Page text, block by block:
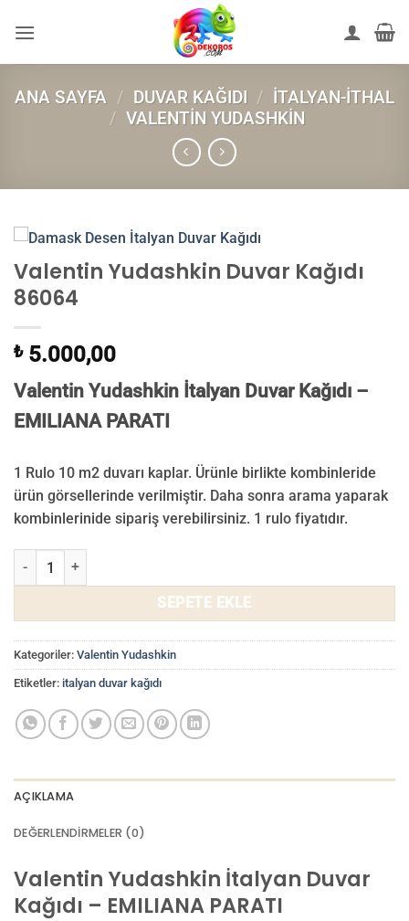
atla
ANA SAYFA / DUVAR KAĞIDI / İTALYAN-İTHAL
/ VALENTIN YUDASHKIN
Valentin Yudashkin Duvar Kağıdı
86064
₺5.000,00
Valentin Yudashkin İtalyan Duvar Kağıdı –
EMILIANA PARATI
1 Rulo 10 m2 duvarı kaplar. Ürünle birlikte kombinleride
ürün görsellerinde verilmiştir. Daha sonra arama yaparak
kombinlerinide sipariş verebilirsiniz. 1 rulo fiyatıdır.
Valentin Yudashkin Duvar Kağıdı 86064 adet
SEPETE EKLE
Kategoriler: Valentin Yudashkin
Etiketler: italyan duvar kağıdı
AÇIKLAMA
DEĞERLENDIRMELER (0)
Valentin Yudashkin İtalyan Duvar
Kağıdı – EMILIANA PARATI